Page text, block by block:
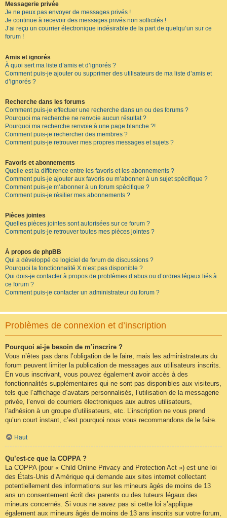
Messagerie privée
Je ne peux pas envoyer de messages privés !
Je continue à recevoir des messages privés non sollicités !
J’ai reçu un courrier électronique indésirable de la part de quelqu’un sur ce
forum !
Amis et ignorés
À quoi sert ma liste d’amis et d’ignorés ?
Comment puis-je ajouter ou supprimer des utilisateurs de ma liste d’amis et
d’ignorés ?
Recherche dans les forums
Comment puis-je effectuer une recherche dans un ou des forums ?
Pourquoi ma recherche ne renvoie aucun résultat ?
Pourquoi ma recherche renvoie à une page blanche ?!
Comment puis-je rechercher des membres ?
Comment puis-je retrouver mes propres messages et sujets ?
Favoris et abonnements
Quelle est la différence entre les favoris et les abonnements ?
Comment puis-je ajouter aux favoris ou m’abonner à un sujet spécifique ?
Comment puis-je m’abonner à un forum spécifique ?
Comment puis-je résilier mes abonnements ?
Pièces jointes
Quelles pièces jointes sont autorisées sur ce forum ?
Comment puis-je retrouver toutes mes pièces jointes ?
À propos de phpBB
Qui a développé ce logiciel de forum de discussions ?
Pourquoi la fonctionnalité X n’est pas disponible ?
Qui dois-je contacter à propos de problèmes d’abus ou d’ordres légaux liés à
ce forum ?
Comment puis-je contacter un administrateur du forum ?
Problèmes de connexion et d’inscription
Pourquoi ai-je besoin de m’inscrire ?
Vous n’êtes pas dans l’obligation de le faire, mais les administrateurs du
forum peuvent limiter la publication de messages aux utilisateurs inscrits.
En vous inscrivant, vous pouvez également avoir accès à des
fonctionnalités supplémentaires qui ne sont pas disponibles aux visiteurs,
tels que l’affichage d’avatars personnalisés, l’utilisation de la messagerie
privée, l’envoi de courriers électroniques aux autres utilisateurs,
l’adhésion à un groupe d’utilisateurs, etc. L’inscription ne vous prend
qu’un court instant, c’est pourquoi nous vous recommandons de le faire.
Haut
Qu’est-ce que la COPPA ?
La COPPA (pour « Child Online Privacy and Protection Act ») est une loi
des États-Unis d’Amérique qui demande aux sites internet collectant
potentiellement des informations sur les mineurs âgés de moins de 13
ans un consentement écrit des parents ou des tuteurs légaux des
mineurs concernés. Si vous ne savez pas si cette loi s’applique
également aux mineurs âgés de moins de 13 ans inscrits sur votre forum,